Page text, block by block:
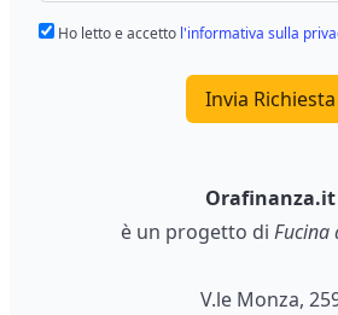
Ho letto e accetto l'informativa sulla
Invia Richiesta
Orafinanza.it
è un progetto di Fucina
V.le Monza,